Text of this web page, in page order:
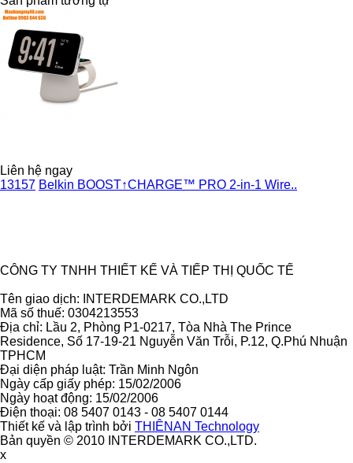
Liên hệ ngay
13157 Belkin BOOST↑CHARGE™ PRO 2-in-1 Wire..
CÔNG TY TNHH THIẾT KẾ VÀ TIẾP THỊ QUỐC TẾ
Tên giao dịch: INTERDEMARK CO.,LTD
Mã số thuế: 0304213553
Địa chỉ: Lầu 2, Phòng P1-0217, Tòa Nhà The Prince
Residence, Số 17-19-21 Nguyễn Văn Trỗi, P.12, Q.Phú Nhuận
TPHCM
Đại diện pháp luật: Trần Minh Ngôn
Ngày cấp giấy phép: 15/02/2006
Ngày hoạt động: 15/02/2006
Điện thoại: 08 5407 0143 - 08 5407 0144
Thiết kế và lập trình bởi THIÊNAN Technology
Bản quyền © 2010 INTERDEMARK CO.,LTD.
x